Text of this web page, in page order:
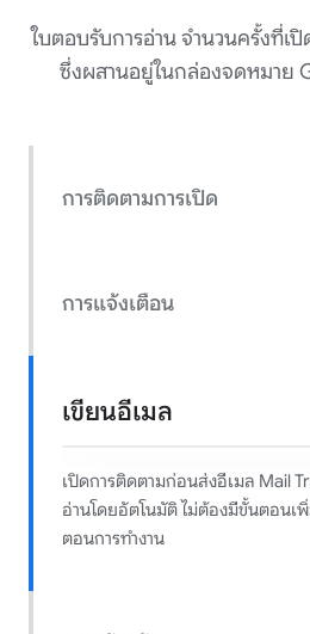
ใบตอบรับการอ่าน จำนวนครั้งที่เ
ซึ่งผสานอยู่ในกล่องจดหมาย
การติดตามการเปิด
การแจ้งเตือน
เขียนอีเมล
เขียน
กล่องจดหมาย 8,803
มีดาว
ส่งแล้ว
อื่นๆ ทั้งหมด
David Kim
บันทึกการซิงค์รายสัปดาห์
Priya Sharma การอนุมัติงบประมาณ—
28 ต.ค.
เปิดการติดตามก่อนส่งอีเมล Mail
อ่านโดยอัตโนมัติ ไม่ต้องมีขั้นตอนเ
ตอนการทำงาน